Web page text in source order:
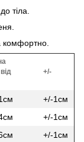
тіла.
комфортно.
+/-
+/-1см
+/-1см
+/-1см